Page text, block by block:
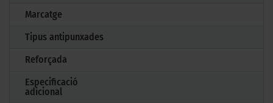
Marcatge
Tipus antipunxades
Reforçada
Especificació
adicional